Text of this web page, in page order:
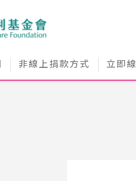
非線上捐款方式 立即